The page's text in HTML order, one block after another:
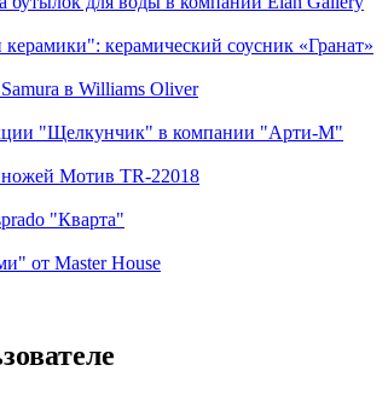
керамический соусник «Гранат»
в Williams Oliver
"Щелкунчик" в компании "Арти-М"
Мотив TR-22018
"Кварта"
от Master House